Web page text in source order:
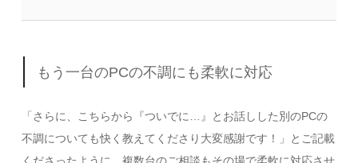
もう一台のPCの不調にも柔軟に対応
「さらに、こちらから『ついでに…』とお話しした別のPCの
不調についても快く教えてくださり大変感謝です！」とご記載
くださったように、複数台のご相談もその場で柔軟に対応させ